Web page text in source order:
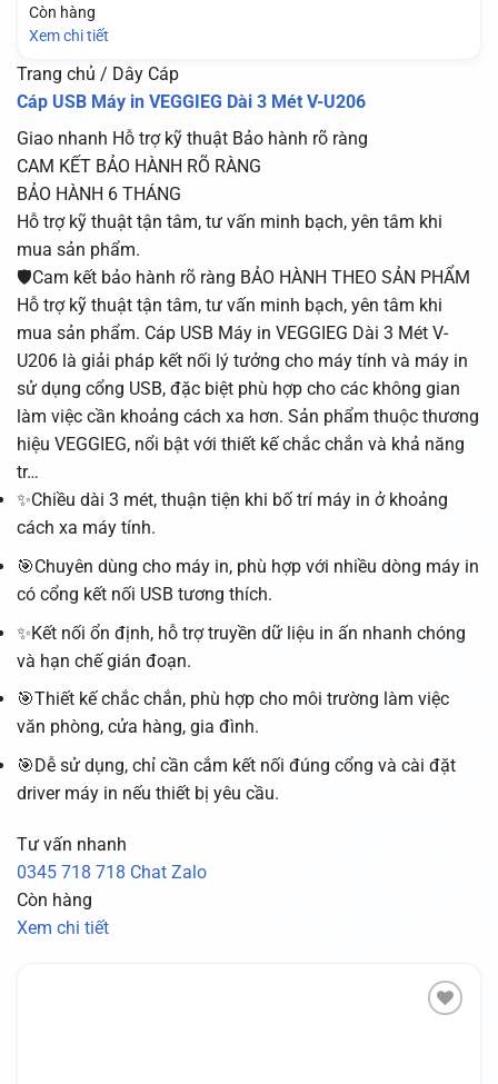
Còn hàng
Xem chi tiết
Trang chủ / Dây Cáp
Cáp USB Máy in VEGGIEG Dài 3 Mét V-U206
Giao nhanh Hỗ trợ kỹ thuật Bảo hành rõ ràng
CAM KẾT BẢO HÀNH RÕ RÀNG
BẢO HÀNH 6 THÁNG
Hỗ trợ kỹ thuật tận tâm, tư vấn minh bạch, yên tâm khi
mua sản phẩm.
🛡️Cam kết bảo hành rõ ràng BẢO HÀNH THEO SẢN PHẨM
Hỗ trợ kỹ thuật tận tâm, tư vấn minh bạch, yên tâm khi
mua sản phẩm. Cáp USB Máy in VEGGIEG Dài 3 Mét V-
U206 là giải pháp kết nối lý tưởng cho máy tính và máy in
sử dụng cổng USB, đặc biệt phù hợp cho các không gian
làm việc cần khoảng cách xa hơn. Sản phẩm thuộc thương
hiệu VEGGIEG, nổi bật với thiết kế chắc chắn và khả năng
tr…
✨Chiều dài 3 mét, thuận tiện khi bố trí máy in ở khoảng
cách xa máy tính.
🎯Chuyên dùng cho máy in, phù hợp với nhiều dòng máy in
có cổng kết nối USB tương thích.
✨Kết nối ổn định, hỗ trợ truyền dữ liệu in ấn nhanh chóng
và hạn chế gián đoạn.
🎯Thiết kế chắc chắn, phù hợp cho môi trường làm việc
văn phòng, cửa hàng, gia đình.
🎯Dễ sử dụng, chỉ cần cắm kết nối đúng cổng và cài đặt
driver máy in nếu thiết bị yêu cầu.
Tư vấn nhanh
0345 718 718 Chat Zalo
Còn hàng
Xem chi tiết